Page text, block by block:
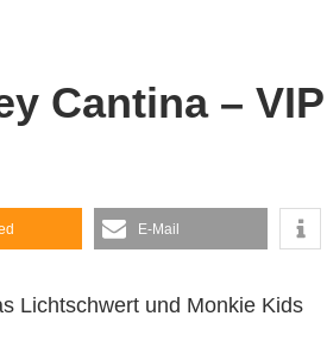
Cantina – VIP
E-Mail
Lichtschwert und Monkie Kids